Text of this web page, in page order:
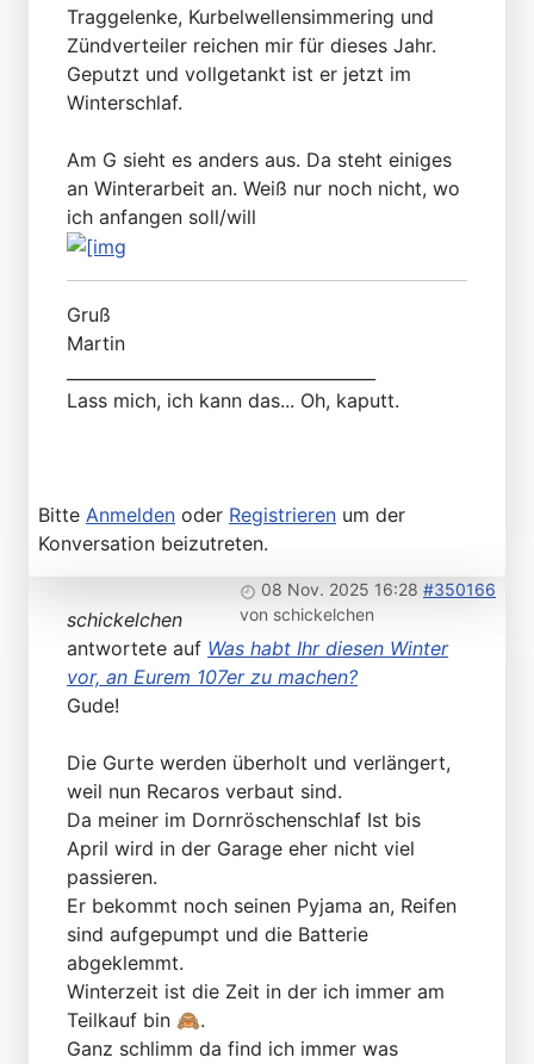
Traggelenke, Kurbelwellensimmering und
Zündverteiler reichen mir für dieses Jahr.
Geputzt und vollgetankt ist er jetzt im
Winterschlaf.
Am G sieht es anders aus. Da steht einiges
an Winterarbeit an. Weiß nur noch nicht, wo
ich anfangen soll/will
Gruß
Martin
Lass mich, ich kann das... Oh, kaputt.
Bitte Anmelden oder Registrieren um der
Konversation beizutreten.
08 Nov. 2025 16:28 #350166
von schickelchen
schickelchen
antwortete auf Was habt Ihr diesen Winter
vor, an Eurem 107er zu machen?
Gude!
Die Gurte werden überholt und verlängert,
weil nun Recaros verbaut sind.
Da meiner im Dornröschenschlaf Ist bis
April wird in der Garage eher nicht viel
passieren.
Er bekommt noch seinen Pyjama an, Reifen
sind aufgepumpt und die Batterie
abgeklemmt.
Winterzeit ist die Zeit in der ich immer am
Teilkauf bin 🙈.
Ganz schlimm da find ich immer was